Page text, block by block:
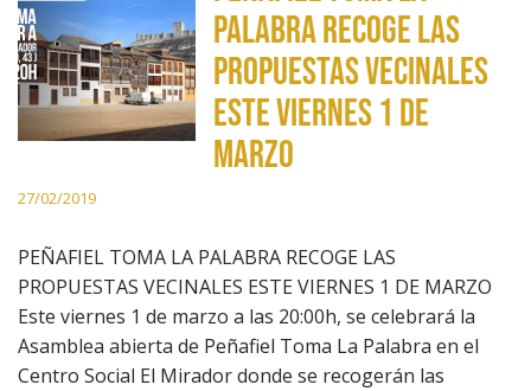
PALABRA RECOGE LAS
PROPUESTAS VECINALES
ESTE VIERNES 1 DE
MARZO
27/02/2019
PEÑAFIEL TOMA LA PALABRA RECOGE LAS
PROPUESTAS VECINALES ESTE VIERNES 1 DE MARZO
Este viernes 1 de marzo a las 20:00h, se celebrará la
Asamblea abierta de Peñafiel Toma La Palabra en el
Centro Social El Mirador donde se recogerán las